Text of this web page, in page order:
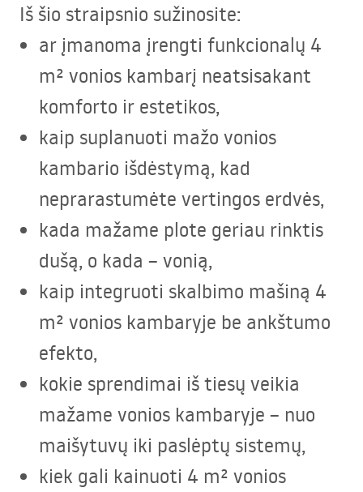
Iš šio straipsnio sužinosite:
ar įmanoma įrengti funkcionalų 4
m² vonios kambarį neatsisakant
komforto ir estetikos,
kaip suplanuoti mažo vonios
kambario išdėstymą, kad
neprarastumėte vertingos erdvės,
kada mažame plote geriau rinktis
dušą, o kada – vonią,
kaip integruoti skalbimo mašiną 4
m² vonios kambaryje be ankštumo
efekto,
kokie sprendimai iš tiesų veikia
mažame vonios kambaryje – nuo
maišytuvų iki paslėptų sistemų,
kiek gali kainuoti 4 m² vonios